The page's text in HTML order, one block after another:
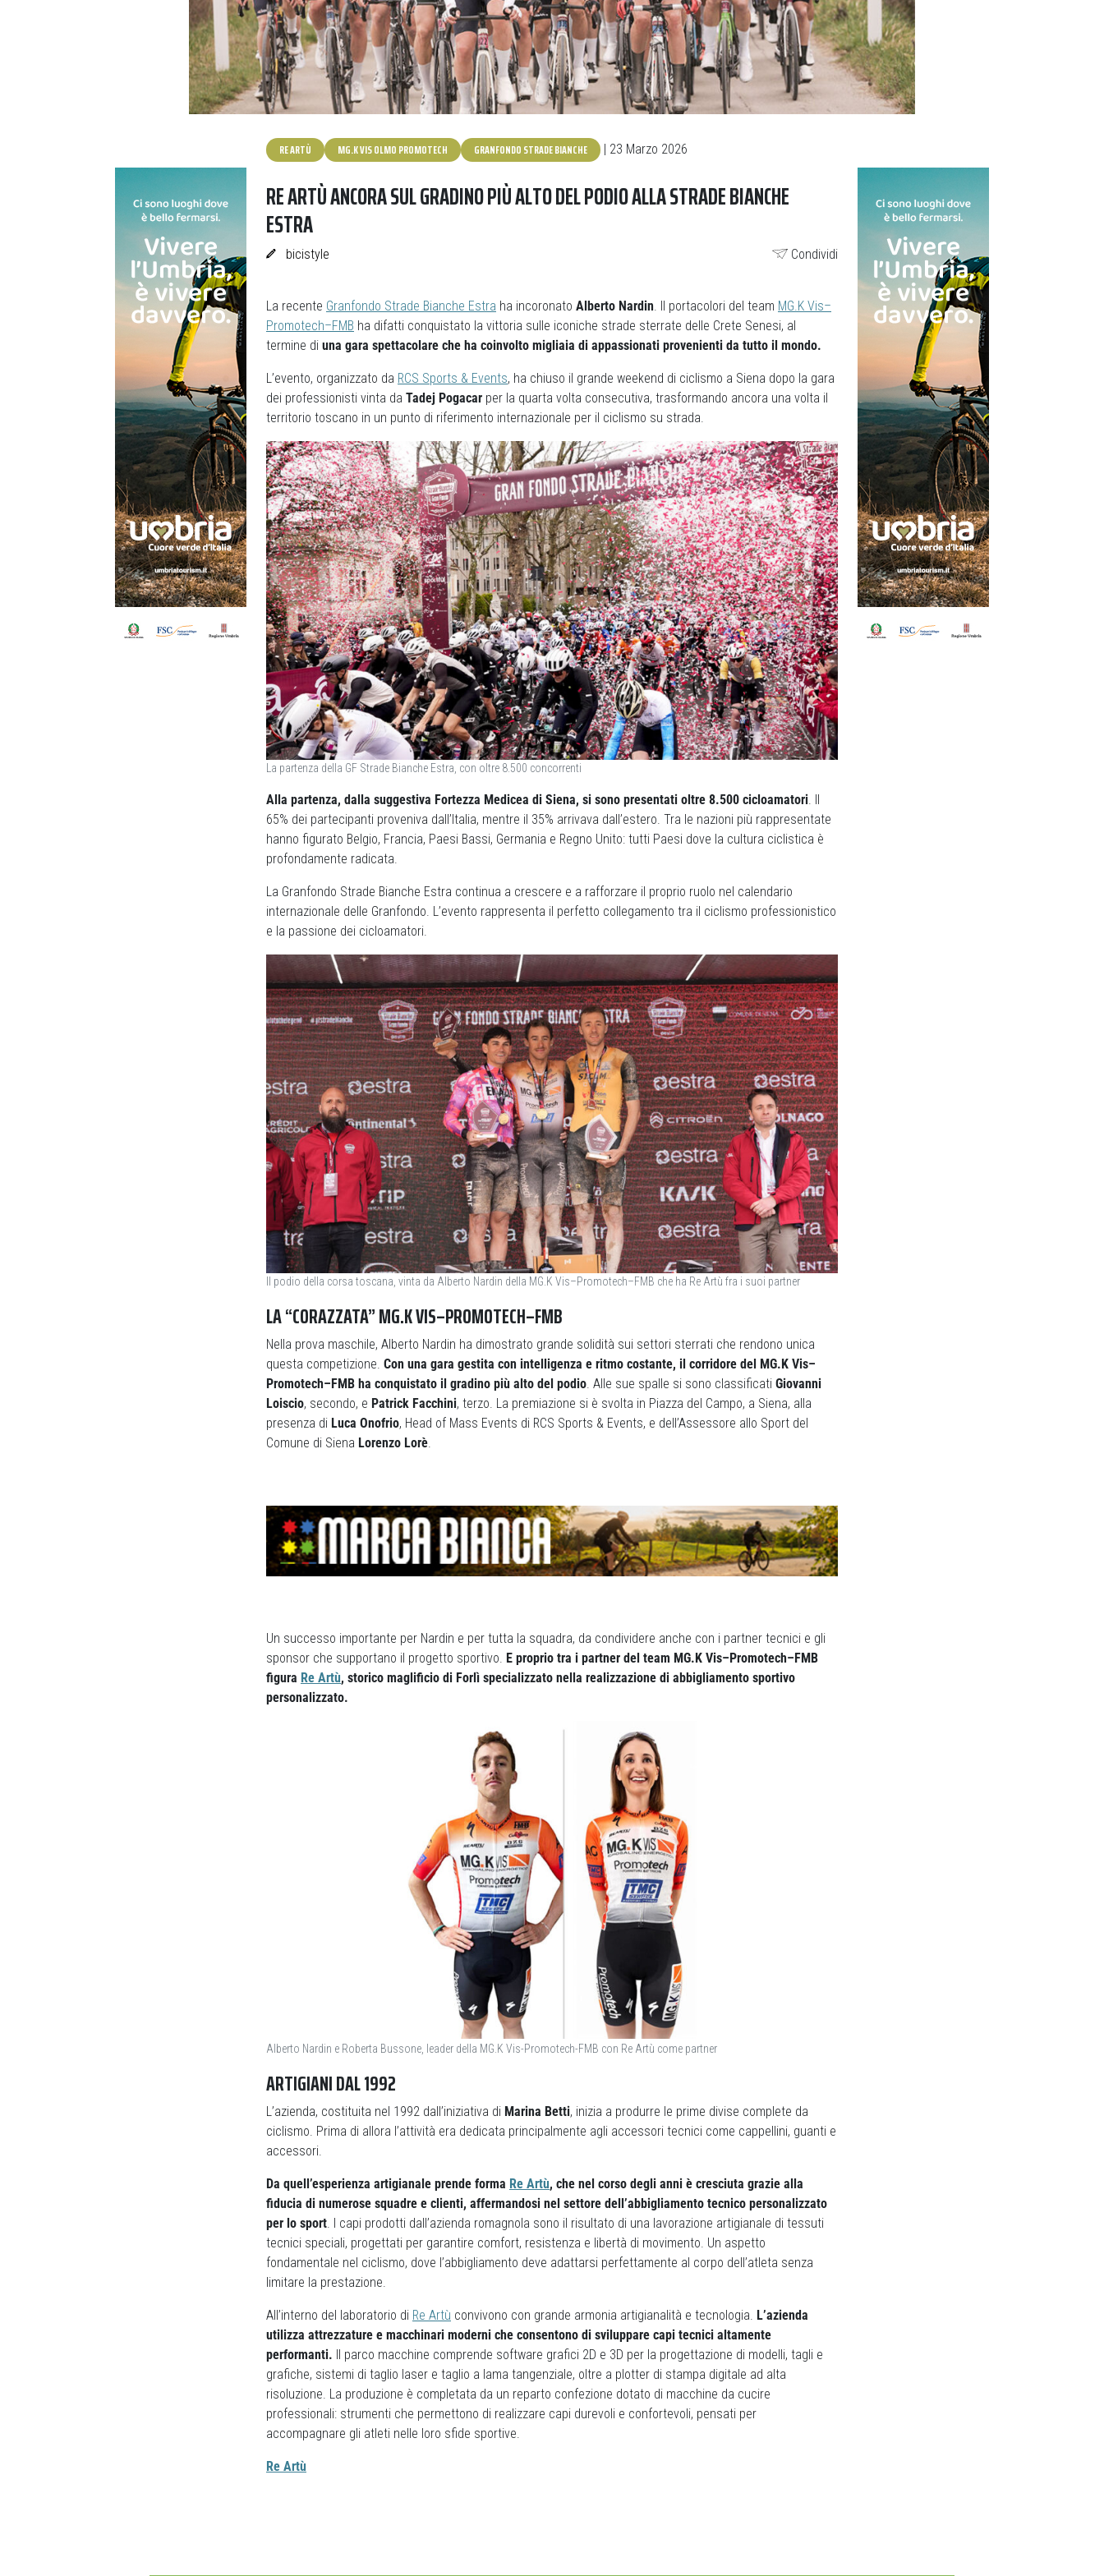
RE ARTÙ MG.K VIS OLMO PROMOTECH GRANFONDO STRADE BIANCHE | 23 Marzo 2026
RE ARTÙ ANCORA SUL GRADINO PIÙ ALTO DEL PODIO ALLA STRADE BIANCHE
ESTRA
bicistyle Condividi
La recente Granfondo Strade Bianche Estra ha incoronato Alberto Nardin. Il portacolori del team MG.K Vis–
Promotech–FMB ha difatti conquistato la vittoria sulle iconiche strade sterrate delle Crete Senesi, al
termine di una gara spettacolare che ha coinvolto migliaia di appassionati provenienti da tutto il mondo.
L’evento, organizzato da RCS Sports & Events, ha chiuso il grande weekend di ciclismo a Siena dopo la gara
dei professionisti vinta da Tadej Pogacar per la quarta volta consecutiva, trasformando ancora una volta il
territorio toscano in un punto di riferimento internazionale per il ciclismo su strada.
La partenza della GF Strade Bianche Estra, con oltre 8.500 concorrenti
Alla partenza, dalla suggestiva Fortezza Medicea di Siena, si sono presentati oltre 8.500 cicloamatori. Il
65% dei partecipanti proveniva dall’Italia, mentre il 35% arrivava dall’estero. Tra le nazioni più rappresentate
hanno figurato Belgio, Francia, Paesi Bassi, Germania e Regno Unito: tutti Paesi dove la cultura ciclistica è
profondamente radicata.
La Granfondo Strade Bianche Estra continua a crescere e a rafforzare il proprio ruolo nel calendario
internazionale delle Granfondo. L’evento rappresenta il perfetto collegamento tra il ciclismo professionistico
e la passione dei cicloamatori.
Il podio della corsa toscana, vinta da Alberto Nardin della MG.K Vis–Promotech–FMB che ha Re Artù fra i suoi partner
LA “CORAZZATA” MG.K VIS–PROMOTECH–FMB
Nella prova maschile, Alberto Nardin ha dimostrato grande solidità sui settori sterrati che rendono unica
questa competizione. Con una gara gestita con intelligenza e ritmo costante, il corridore del MG.K Vis–
Promotech–FMB ha conquistato il gradino più alto del podio. Alle sue spalle si sono classificati Giovanni
Loiscio, secondo, e Patrick Facchini, terzo. La premiazione si è svolta in Piazza del Campo, a Siena, alla
presenza di Luca Onofrio, Head of Mass Events di RCS Sports & Events, e dell’Assessore allo Sport del
Comune di Siena Lorenzo Lorè.
Un successo importante per Nardin e per tutta la squadra, da condividere anche con i partner tecnici e gli
sponsor che supportano il progetto sportivo. E proprio tra i partner del team MG.K Vis–Promotech–FMB
figura Re Artù, storico maglificio di Forlì specializzato nella realizzazione di abbigliamento sportivo
personalizzato.
Alberto Nardin e Roberta Bussone, leader della MG.K Vis-Promotech-FMB con Re Artù come partner
ARTIGIANI DAL 1992
L’azienda, costituita nel 1992 dall’iniziativa di Marina Betti, inizia a produrre le prime divise complete da
ciclismo. Prima di allora l’attività era dedicata principalmente agli accessori tecnici come cappellini, guanti e
accessori.
Da quell’esperienza artigianale prende forma Re Artù, che nel corso degli anni è cresciuta grazie alla
fiducia di numerose squadre e clienti, affermandosi nel settore dell’abbigliamento tecnico personalizzato
per lo sport . I capi prodotti dall’azienda romagnola sono il risultato di una lavorazione artigianale di tessuti
tecnici speciali, progettati per garantire comfort, resistenza e libertà di movimento. Un aspetto
fondamentale nel ciclismo, dove l’abbigliamento deve adattarsi perfettamente al corpo dell’atleta senza
limitare la prestazione.
All’interno del laboratorio di Re Artù convivono con grande armonia artigianalità e tecnologia. L’azienda
utilizza attrezzature e macchinari moderni che consentono di sviluppare capi tecnici altamente
performanti. Il parco macchine comprende software grafici 2D e 3D per la progettazione di modelli, tagli e
grafiche, sistemi di taglio laser e taglio a lama tangenziale, oltre a plotter di stampa digitale ad alta
risoluzione. La produzione è completata da un reparto confezione dotato di macchine da cucire
professionali: strumenti che permettono di realizzare capi durevoli e confortevoli, pensati per
accompagnare gli atleti nelle loro sfide sportive.
Re Artù